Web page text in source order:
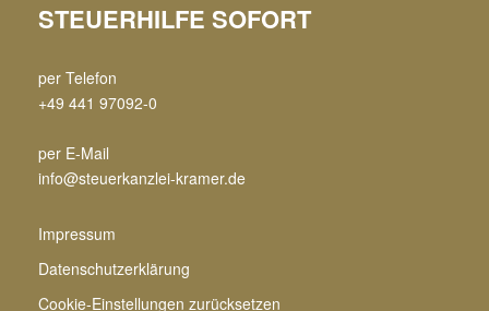
STEUERHILFE SOFORT
per Telefon
+49 441 97092-0
per E-Mail
info@steuerkanzlei-kramer.de
Impressum
Datenschutzerklärung
Cookie-Einstellungen zurücksetzen